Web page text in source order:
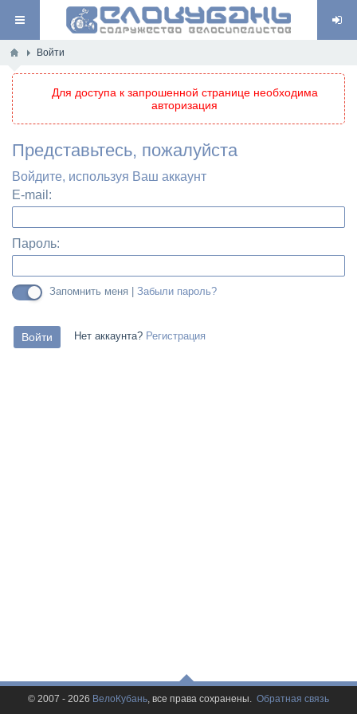
Войти
Для доступа к запрошенной странице необходима
авторизация
Представьтесь, пожалуйста
Войдите, используя Ваш аккаунт
E-mail:
Пароль:
Запомнить меня | Забыли пароль?
Нет аккаунта? Регистрация
© 2007 - 2026 ВелоКубань, все права сохранены. Обратная связь